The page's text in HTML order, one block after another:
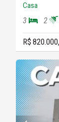
Casa
3 2
R$ 820.000,